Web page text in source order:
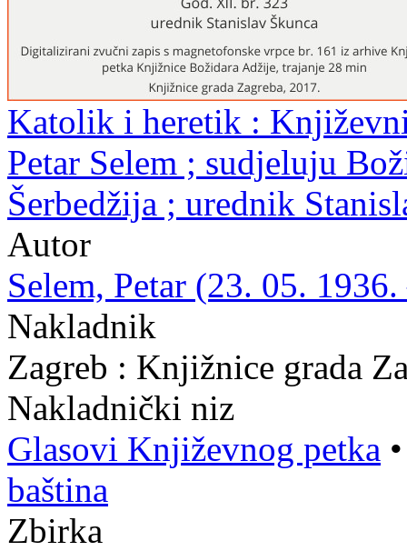
Katolik i heretik :
Petar Selem ; sudjeluju
Šerbedžija ; urednik
Autor
Selem, Petar (23. 05.
Nakladnik
Zagreb : Knjižnice grada
Nakladnički niz
Glasovi Književnog petka
baština
Zbirka